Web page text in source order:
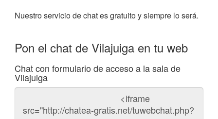
Nuestro servicio de chat es gratuito y siempre lo será.
Pon el chat de Vilajuiga en tu web
Chat con formulario de acceso a la sala de
Vilajuiga
Código
chat